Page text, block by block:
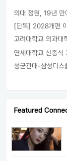
의대 정원, 19년
[단독] 2028개편
성균관대-삼성디스
Featured